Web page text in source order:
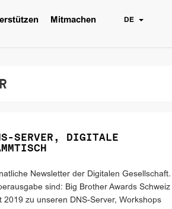
Mitmachen DE
SERVER, DIGITALE
Newsletter der Digitalen Gesellschaft.
sind: Big Brother Awards Schweiz
2019 zu unseren DNS-Server, Workshops